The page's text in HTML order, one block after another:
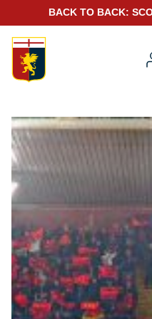
Prima squadra
Prima squadra
Genoa for Special
Kit Gara 2026/27
Training
Rappresentanza
Kit Gara 25/26
BACK TO BACK: